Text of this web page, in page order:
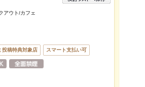
アウト/カフェ
投稿特典対象店 スマート支払い可